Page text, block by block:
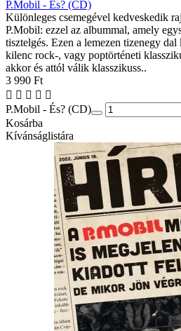
P.Mobil - És? (CD)
Különleges csemegével kedveskedik
P.Mobil: ezzel az albummal, amely
tisztelgés. Ezen a lemezen tizenegy
kilenc rock-, vagy poptörténeti
akkor és attól válik klasszikuss..
3 990 Ft
P.Mobil - És? (CD)
Kosárba
Kívánságlistára